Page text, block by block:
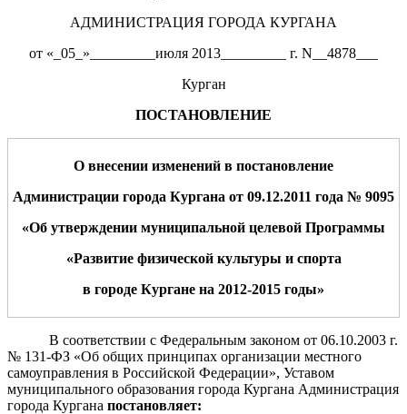
АДМИНИСТРАЦИЯ ГОРОДА КУРГАНА
от «_05_»_________июля 2013_________ г. N__4878___
Курган
ПОСТАНОВЛЕНИЕ
О внесении изменений в постановление
Администрации города Кургана от 09.12.2011 года № 9095
«Об утверждении муниципальной целевой Программы
«Развитие физической культуры и спорта
в городе Кургане на 2012-2015 годы»
В соответствии с Федеральным законом от 06.10.2003 г.
№ 131-ФЗ «Об общих принципах организации местного
самоуправления в Российской Федерации», Уставом
муниципального образования города Кургана Администрация
города Кургана постановляет: